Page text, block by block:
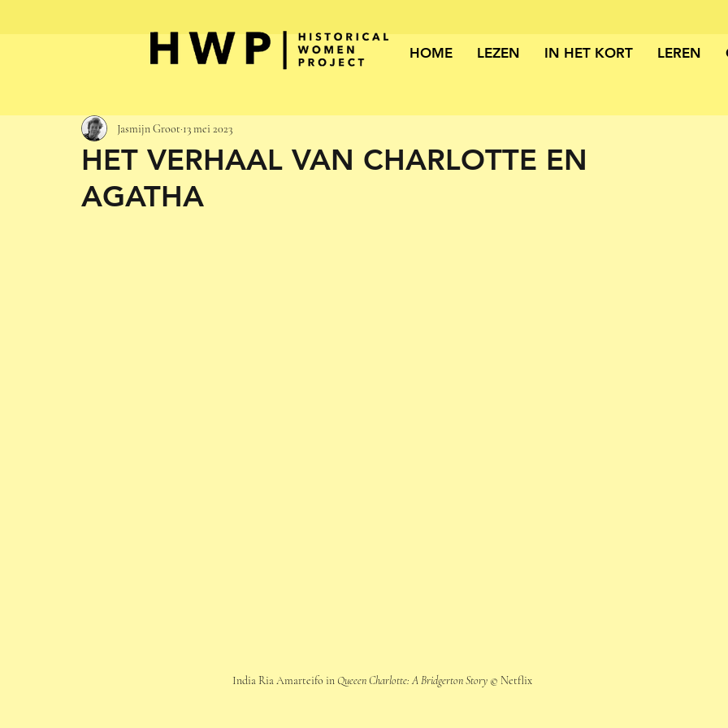
HOME LEZEN IN HET KORT LEREN
HET VERHAAL VAN CHARLOTTE EN
AGATHA
Jasmijn Groot 13 mei 2023
India Ria Amarteifo in Queeen Charlotte: A Bridgerton Story © Netflix